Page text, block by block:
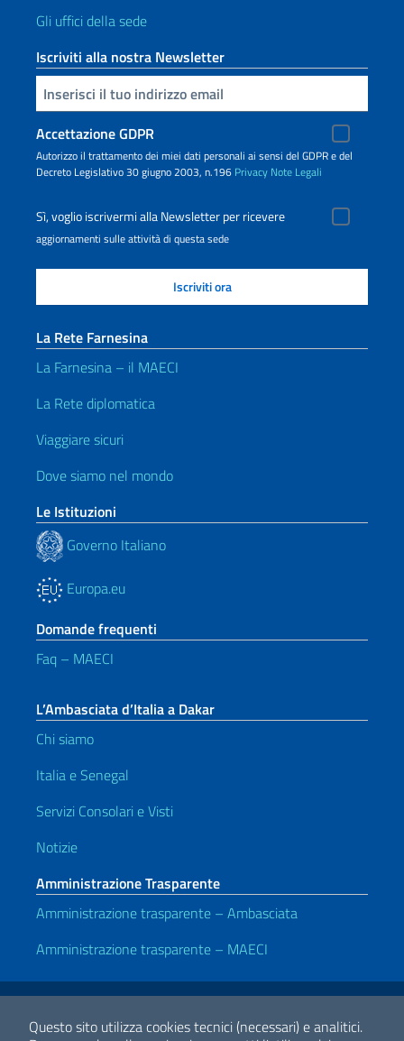
Questo sito utilizza cookies tecnici (necessari) e analitici.
Gli uffici della sede
Iscriviti alla nostra Newsletter
Inserisci la tua email
Accettazione GDPR
Autorizzo il trattamento dei miei dati personali ai sensi del GDPR e del
Decreto Legislativo 30 giugno 2003, n.196 Privacy Note Legali
Sì, voglio iscrivermi alla Newsletter per ricevere
aggiornamenti sulle attività di questa sede
La Rete Farnesina
La Farnesina – il MAECI
La Rete diplomatica
Viaggiare sicuri
Dove siamo nel mondo
Le Istituzioni
Governo Italiano
Europa.eu
Domande frequenti
Faq – MAECI
L’Ambasciata d’Italia a Dakar
Chi siamo
Italia e Senegal
Servizi Consolari e Visti
Notizie
Amministrazione Trasparente
Amministrazione trasparente – Ambasciata
Amministrazione trasparente – MAECI
Link Utili